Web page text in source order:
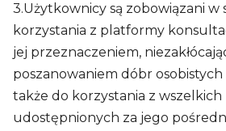
3.Użytkownicy są zobowiązani w
korzystania z platformy
jej przeznaczeniem,
poszanowaniem dóbr
także do korzystania z wszelkich
udostępnionych za jego